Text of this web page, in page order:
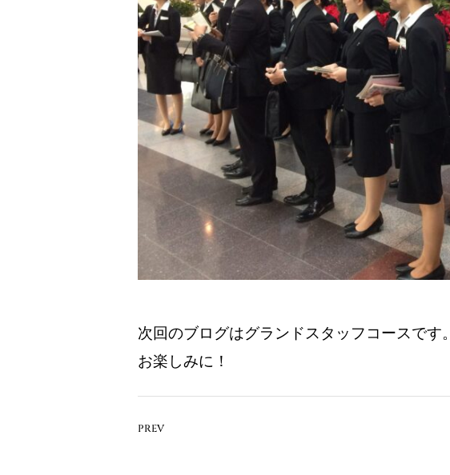
次回のブログはグランドスタッフコースです。
お楽しみに！
PREV